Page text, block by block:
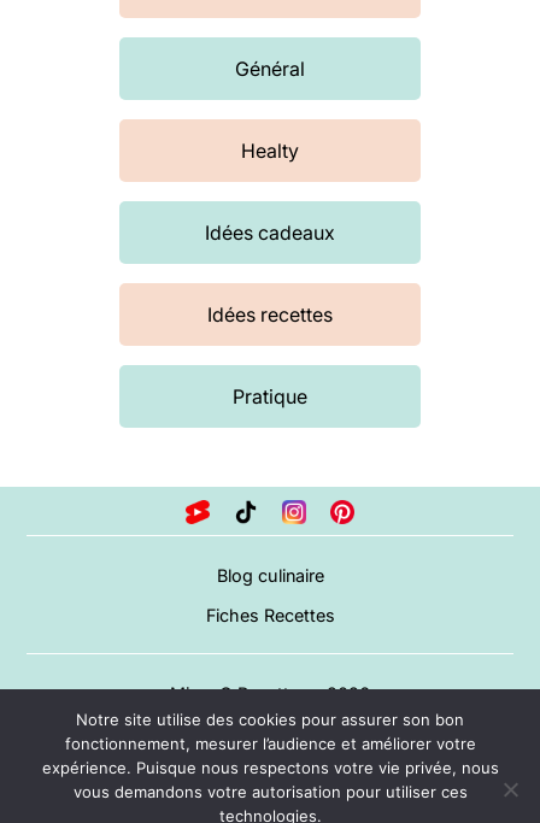
Général
Healty
Idées cadeaux
Idées recettes
Pratique
Blog culinaire
Fiches Recettes
Miam O Recettes – 2026
A propos
Mentions légales
CGV
Notre site utilise des cookies pour assurer son bon
fonctionnement, mesurer l’audience et améliorer votre
expérience. Puisque nous respectons votre vie privée, nous
vous demandons votre autorisation pour utiliser ces
technologies.